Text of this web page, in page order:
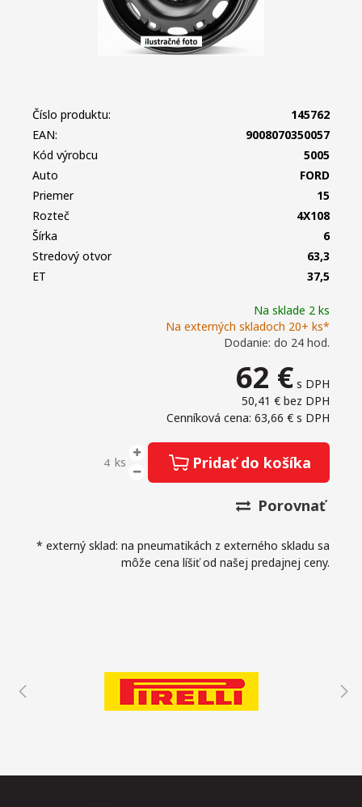
Na sklade 2 ks
Na externých skladoch 20+ ks*
Dodanie: do 24 hod.
62 € s DPH
50,41 € bez DPH
Cenníková cena: 63,66 € s DPH
ks Pridať do košíka
Porovnať
* externý sklad: na pneumatikách z externého skladu sa
môže cena líšiť od našej predajnej ceny.
Číslo produktu:
145762
EAN:
9008070350057
Kód výrobcu
5005
Auto
FORD
Priemer
15
Rozteč
4X108
Šírka
6
Stredový otvor
63,3
ET
37,5